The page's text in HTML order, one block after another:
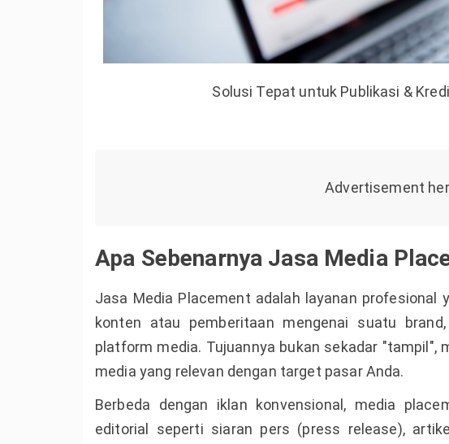
Solusi Tepat untuk Publikasi &
Apa Sebenarnya Jasa Media
Jasa Media Placement adalah layanan profesional
konten atau pemberitaan mengenai suatu
platform media. Tujuannya bukan sekadar
media yang relevan dengan target pasar Anda.
Berbeda dengan iklan konvensional, media
editorial seperti siaran pers (press release),